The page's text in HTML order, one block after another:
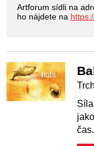
Artforum sídli na
ho nájdete na
čas.